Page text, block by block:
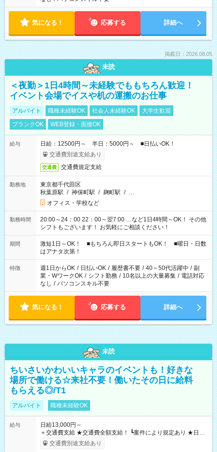
気になる！ 応募する 詳細へ
掲載日：2026.08.05
未読
＜夜勤＞1日4時間～未経験でももちろん歓迎！
イベント会場でイスや机の運搬のお仕事
アルバイト 職種未経験OK 社会人未経験OK
大学生歓迎
ブランクOK
WEB登録・面接OK
給与
日給：12500円～ 半日：5000円～ ■日払いOK！
交通費別途支給あり
交通費 交通費規定支給
勤務地
東京都千代田区
秋葉原駅 / 神保町駅 / 麹町駅 / …
オフィス・学校など
勤務時間
20:00～24：00 22：00～翌7:00 …など1日4時間～OK！ その他
シフトもございます！ お気軽にご相談ください！
期間
激短1日～OK！ ■もちろん即日スタートもOK！ ■曜日・日数
はアナタ次第！
特徴 週1日からOK / 日払いOK / 履歴書不要 / 40～50代活躍中 / 副
業・WワークOK / シフト勤務 / 10名以上の大量募集 / 電話対応
なし / パソコンスキル不要
気になる！ 応募する 詳細へ
未読
ちいさいかわいいキャラのイベントも！好きな
場所で働ける☆来社不要！働いたその日に給料
もらえる◎/T1
アルバイト 職種未経験OK
給与
日給13,000円～
＋交通費支給 ★交通費全額支給！ ┗案件により規定あり ★日払
いOK！（規定あり） ┗働いたその日に現金GET♪ お仕事後はコ
ンビニATMから 日払い分を引き落とせます！ 【試用期間】試
交通費別途支給あり